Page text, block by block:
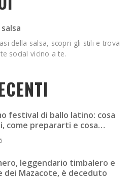
della salsa, scopri gli stili e trova
social vicino a te.
festival di ballo latino: cosa
come prepararti e cosa
leggendario timbalero e
dei Mazacote, è deceduto